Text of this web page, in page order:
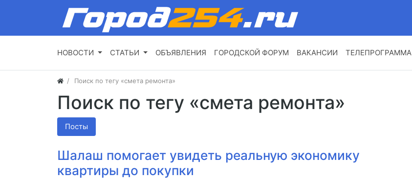
НОВОСТИ СТАТЬИ ОБЪЯВЛЕНИЯ ГОРОДСКОЙ ФОРУМ ВАКАНСИИ ТЕЛЕПРОГРАММА
Поиск по тегу «смета ремонта»
Поиск по тегу «смета ремонта»
Посты
Шалаш помогает увидеть реальную экономику
квартиры до покупки